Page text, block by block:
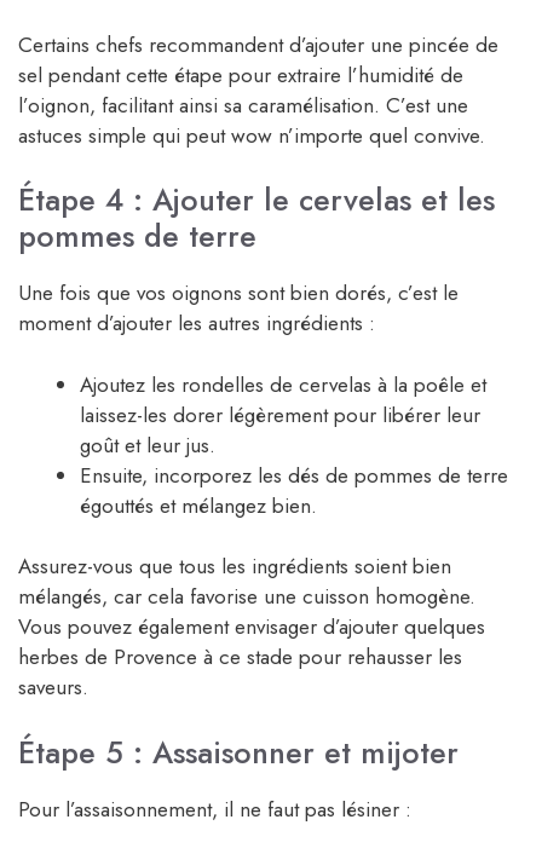
Certains chefs recommandent d’ajouter une pincée de
sel pendant cette étape pour extraire l’humidité de
l’oignon, facilitant ainsi sa caramélisation. C’est une
astuces simple qui peut wow n’importe quel convive.
Étape 4 : Ajouter le cervelas et les
pommes de terre
Une fois que vos oignons sont bien dorés, c’est le
moment d’ajouter les autres ingrédients :
Ajoutez les rondelles de cervelas à la poêle et
laissez-les dorer légèrement pour libérer leur
goût et leur jus.
Ensuite, incorporez les dés de pommes de terre
égouttés et mélangez bien.
Assurez-vous que tous les ingrédients soient bien
mélangés, car cela favorise une cuisson homogène.
Vous pouvez également envisager d’ajouter quelques
herbes de Provence à ce stade pour rehausser les
saveurs.
Étape 5 : Assaisonner et mijoter
Pour l’assaisonnement, il ne faut pas lésiner :